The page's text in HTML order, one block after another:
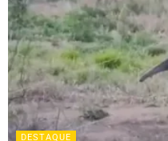
DESTAQUE